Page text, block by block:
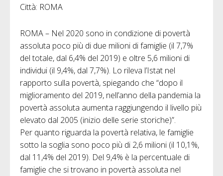
Città: ROMA
ROMA – Nel 2020 sono in condizione di povertà
assoluta poco più di due milioni di famiglie (il 7,7%
del totale, dal 6,4% del 2019) e oltre 5,6 milioni di
individui (il 9,4%, dal 7,7%). Lo rileva l’Istat nel
rapporto sulla povertà, spiegando che “dopo il
miglioramento del 2019, nell’anno della pandemia la
povertà assoluta aumenta raggiungendo il livello più
elevato dal 2005 (inizio delle serie storiche)”.
Per quanto riguarda la povertà relativa, le famiglie
sotto la soglia sono poco più di 2,6 milioni (il 10,1%,
dal 11,4% del 2019). Del 9,4% è la percentuale di
famiglie che si trovano in povertà assoluta nel